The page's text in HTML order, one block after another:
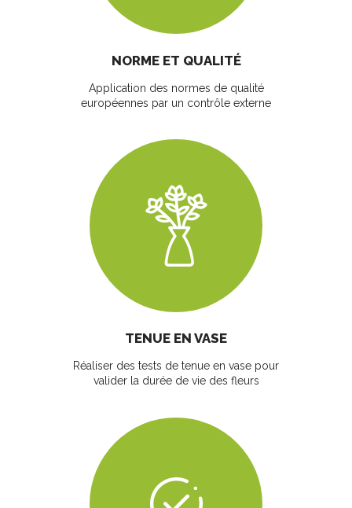
NORME ET QUALITÉ
Application des normes de qualité
européennes par un contrôle externe
TENUE EN VASE
Réaliser des tests de tenue en vase pour
valider la durée de vie des fleurs